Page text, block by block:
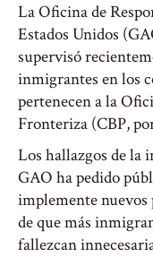
La Oficina de
Estados Unidos
supervisó
inmigrantes en los
pertenecen a la
Fronteriza (CBP,
Los hallazgos de la
GAO ha pedido
implemente nuevos
de que más
fallezcan